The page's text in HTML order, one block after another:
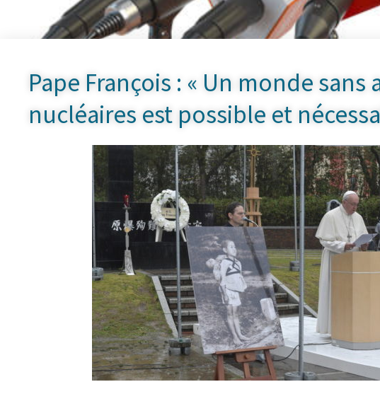
Pape François : « Un monde sans
nucléaires est possible et